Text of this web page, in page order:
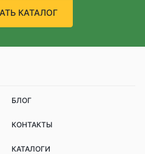
КАТАЛОГ
БЛОГ
КОНТАКТЫ
КАТАЛОГИ